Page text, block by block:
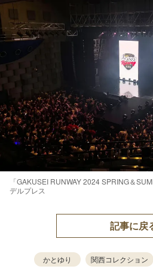
「GAKUSEI RUNWAY 2024 SPRING＆
デルプレス
記事に戻
かとゆり 関西コレクション